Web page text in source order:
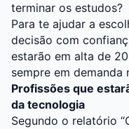
terminar os estudos?
Para te ajudar a
decisão com
estarão em alta de
sempre em
Profissões que
da tecnologia
Segundo o relatório